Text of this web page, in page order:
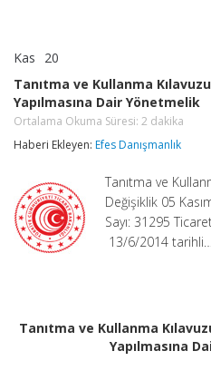
Kas 20
Kullanma
Kılavuzu
Yönetmeliğinde
Yapılmasına
Yönetmelik
Ortalama
Okuma
Süresi:
dakika
Tanıtma ve Kullanma
Yapılmasına Dair Yönetmelik
Ortalama Okuma Süresi: 2 dakika
Haberi Ekleyen: Efes Danışmanlık
Tanıtma ve
Değişiklik 05
Sayı: 31295
13/6/2014 tarihli…
Tanıtma ve Kullanma
Yapılmasına